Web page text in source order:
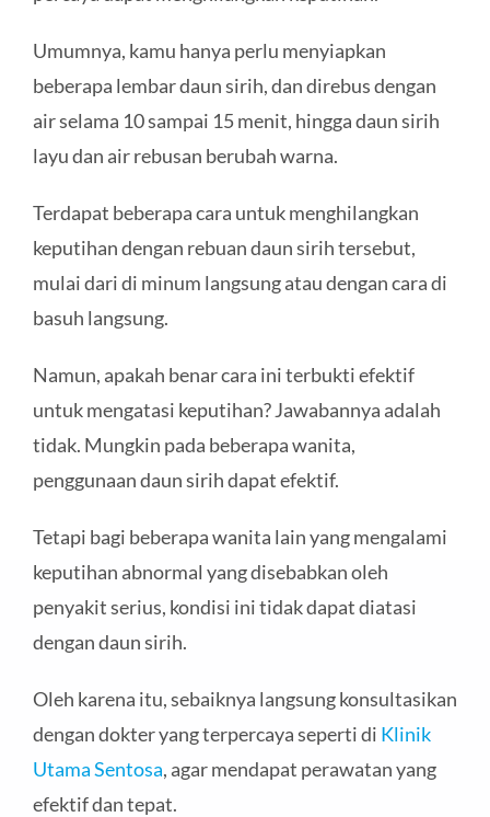
Umumnya, kamu hanya perlu menyiapkan
beberapa lembar daun sirih, dan direbus dengan
air selama 10 sampai 15 menit, hingga daun sirih
layu dan air rebusan berubah warna.
Terdapat beberapa cara untuk menghilangkan
keputihan dengan rebuan daun sirih tersebut,
mulai dari di minum langsung atau dengan cara di
basuh langsung.
Namun, apakah benar cara ini terbukti efektif
untuk mengatasi keputihan? Jawabannya adalah
tidak. Mungkin pada beberapa wanita,
penggunaan daun sirih dapat efektif.
Tetapi bagi beberapa wanita lain yang mengalami
keputihan abnormal yang disebabkan oleh
penyakit serius, kondisi ini tidak dapat diatasi
dengan daun sirih.
Oleh karena itu, sebaiknya langsung konsultasikan
dengan dokter yang terpercaya seperti di Klinik
Utama Sentosa, agar mendapat perawatan yang
efektif dan tepat.